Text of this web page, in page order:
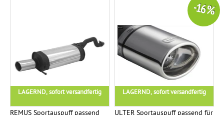
LAGERND, sofort versandfertig LAGERND, sofort versandfertig
-16 %